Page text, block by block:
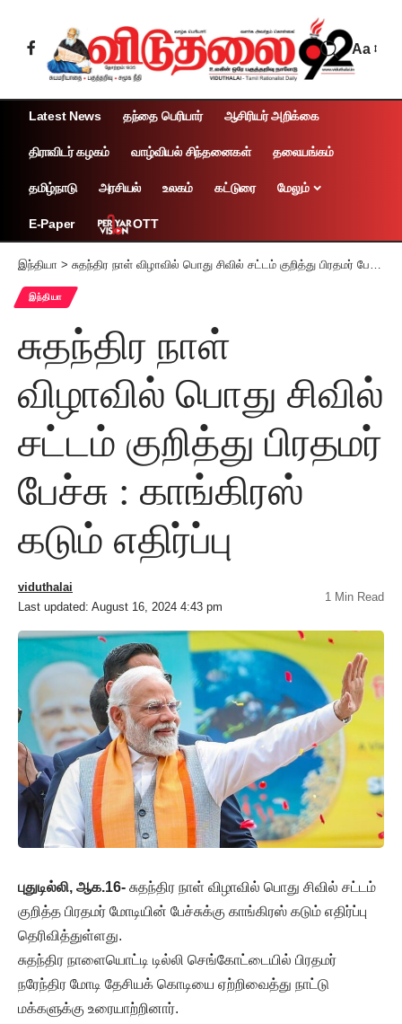
Aa
Latest News தந்தை பெரியார் ஆசிரியர் அறிக்கை
திராவிடர் கழகம் வாழ்வியல் சிந்தனைகள் தலையங்கம்
தமிழ்நாடு அரசியல் உலகம் கட்டுரை மேலும்
E-Paper OTT
இந்தியா > சுதந்திர நாள் விழாவில் பொது சிவில் சட்டம் குறித்து பிரதமர் பேச்சு : காங்கிரஸ் கடும் எதிர்ப்பு
இந்தியா
சுதந்திர நாள்
விழாவில் பொது சிவில்
சட்டம் குறித்து பிரதமர்
பேச்சு : காங்கிரஸ்
கடும் எதிர்ப்பு
Last updated: August 16, 2024 4:43 pm
viduthalai
1 Min Read
புதுடில்லி, ஆக.16- சுதந்திர நாள் விழாவில் பொது சிவில் சட்டம்
குறித்த பிரதமர் மோடியின் பேச்சுக்கு காங்கிரஸ் கடும் எதிர்ப்பு
தெரிவித்துள்ளது.
சுதந்திர நாளையொட்டி டில்லி செங்கோட்டையில் பிரதமர்
நரேந்திர மோடி தேசியக் கொடியை ஏற்றிவைத்து நாட்டு
மக்களுக்கு உரையாற்றினார்.